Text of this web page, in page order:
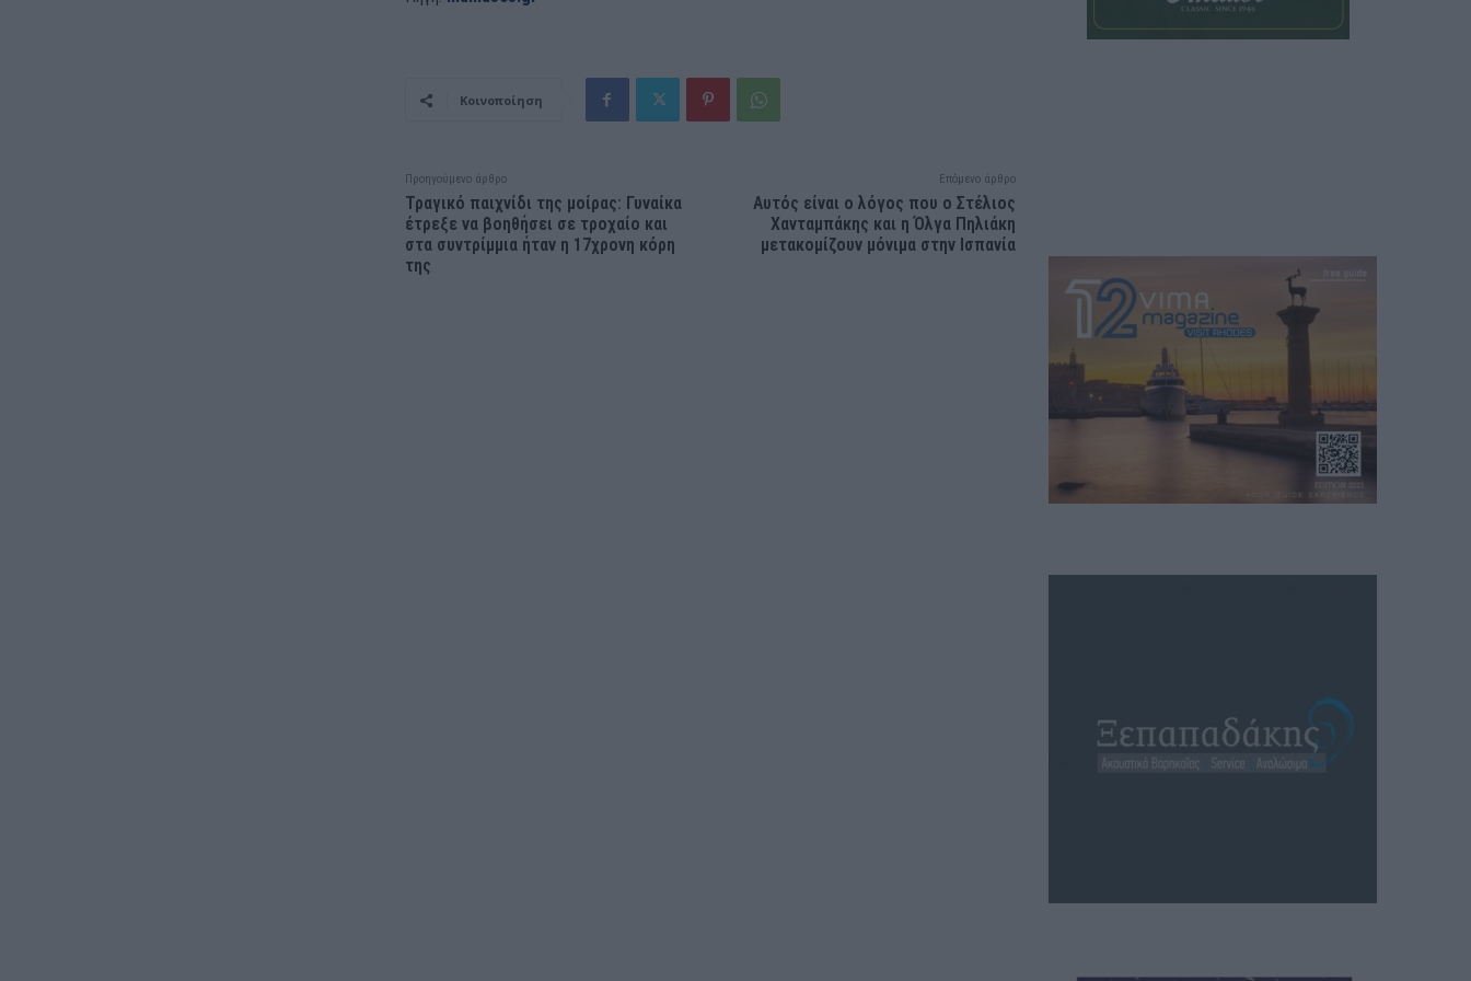
Κοινοποίηση
Προηγούμενο άρθρο
Τραγικό παιχνίδι της μοίρας: Γυναίκα
έτρεξε να βοηθήσει σε τροχαίο και
στα συντρίμμια ήταν η 17χρονη κόρη
της
Επόμενο άρθρο
Αυτός είναι ο λόγος που ο Στέλιος
Χανταμπάκης και η Όλγα Πηλιάκη
μετακομίζουν μόνιμα στην Ισπανία